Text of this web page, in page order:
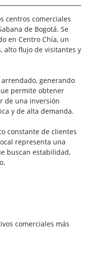
centros comerciales
de Bogotá. Se
en Centro Chía, un
alto flujo de visitantes y
generando
permite obtener
de una inversión
y de alta demanda.
constante de clientes
representa una
buscan estabilidad,
comerciales más